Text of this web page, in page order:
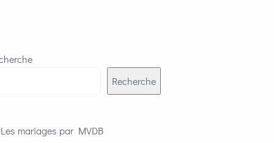
Recherche
Les mariages par MVDB